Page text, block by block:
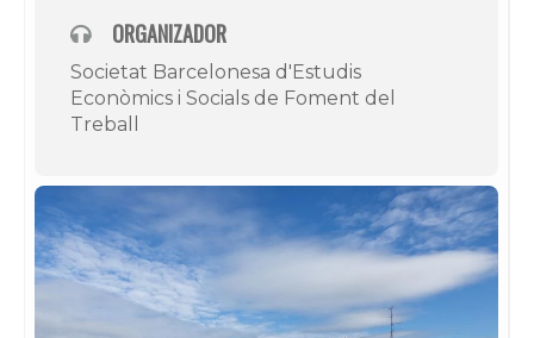
ORGANIZADOR
Societat Barcelonesa d'Estudis
Econòmics i Socials de Foment del
Treball